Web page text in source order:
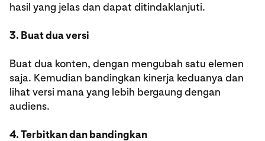
hasil yang jelas dan dapat ditindaklanjuti.
3. Buat dua versi
Buat dua konten, dengan mengubah satu elemen
saja. Kemudian bandingkan kinerja keduanya dan
lihat versi mana yang lebih bergaung dengan
audiens.
4. Terbitkan dan bandingkan